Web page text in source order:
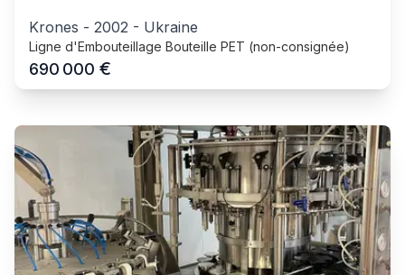
Krones - 2002 - Ukraine
Ligne d'Embouteillage Bouteille PET (non-consignée)
690 000 €